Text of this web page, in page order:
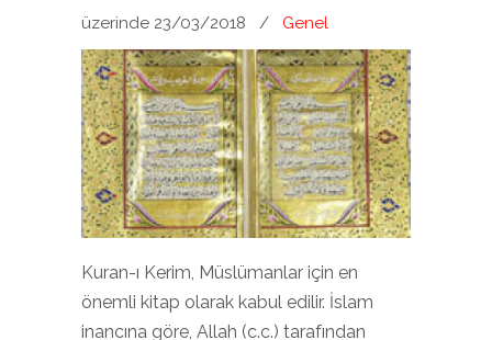
üzerinde 23/03/2018 / Genel
Kuran-ı Kerim, Müslümanlar için en
önemli kitap olarak kabul edilir. İslam
inancına göre, Allah (c.c.) tarafından